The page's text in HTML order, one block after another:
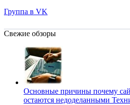
Группа в VK
Свежие обзоры
Основные причины почему
остаются недоделанными